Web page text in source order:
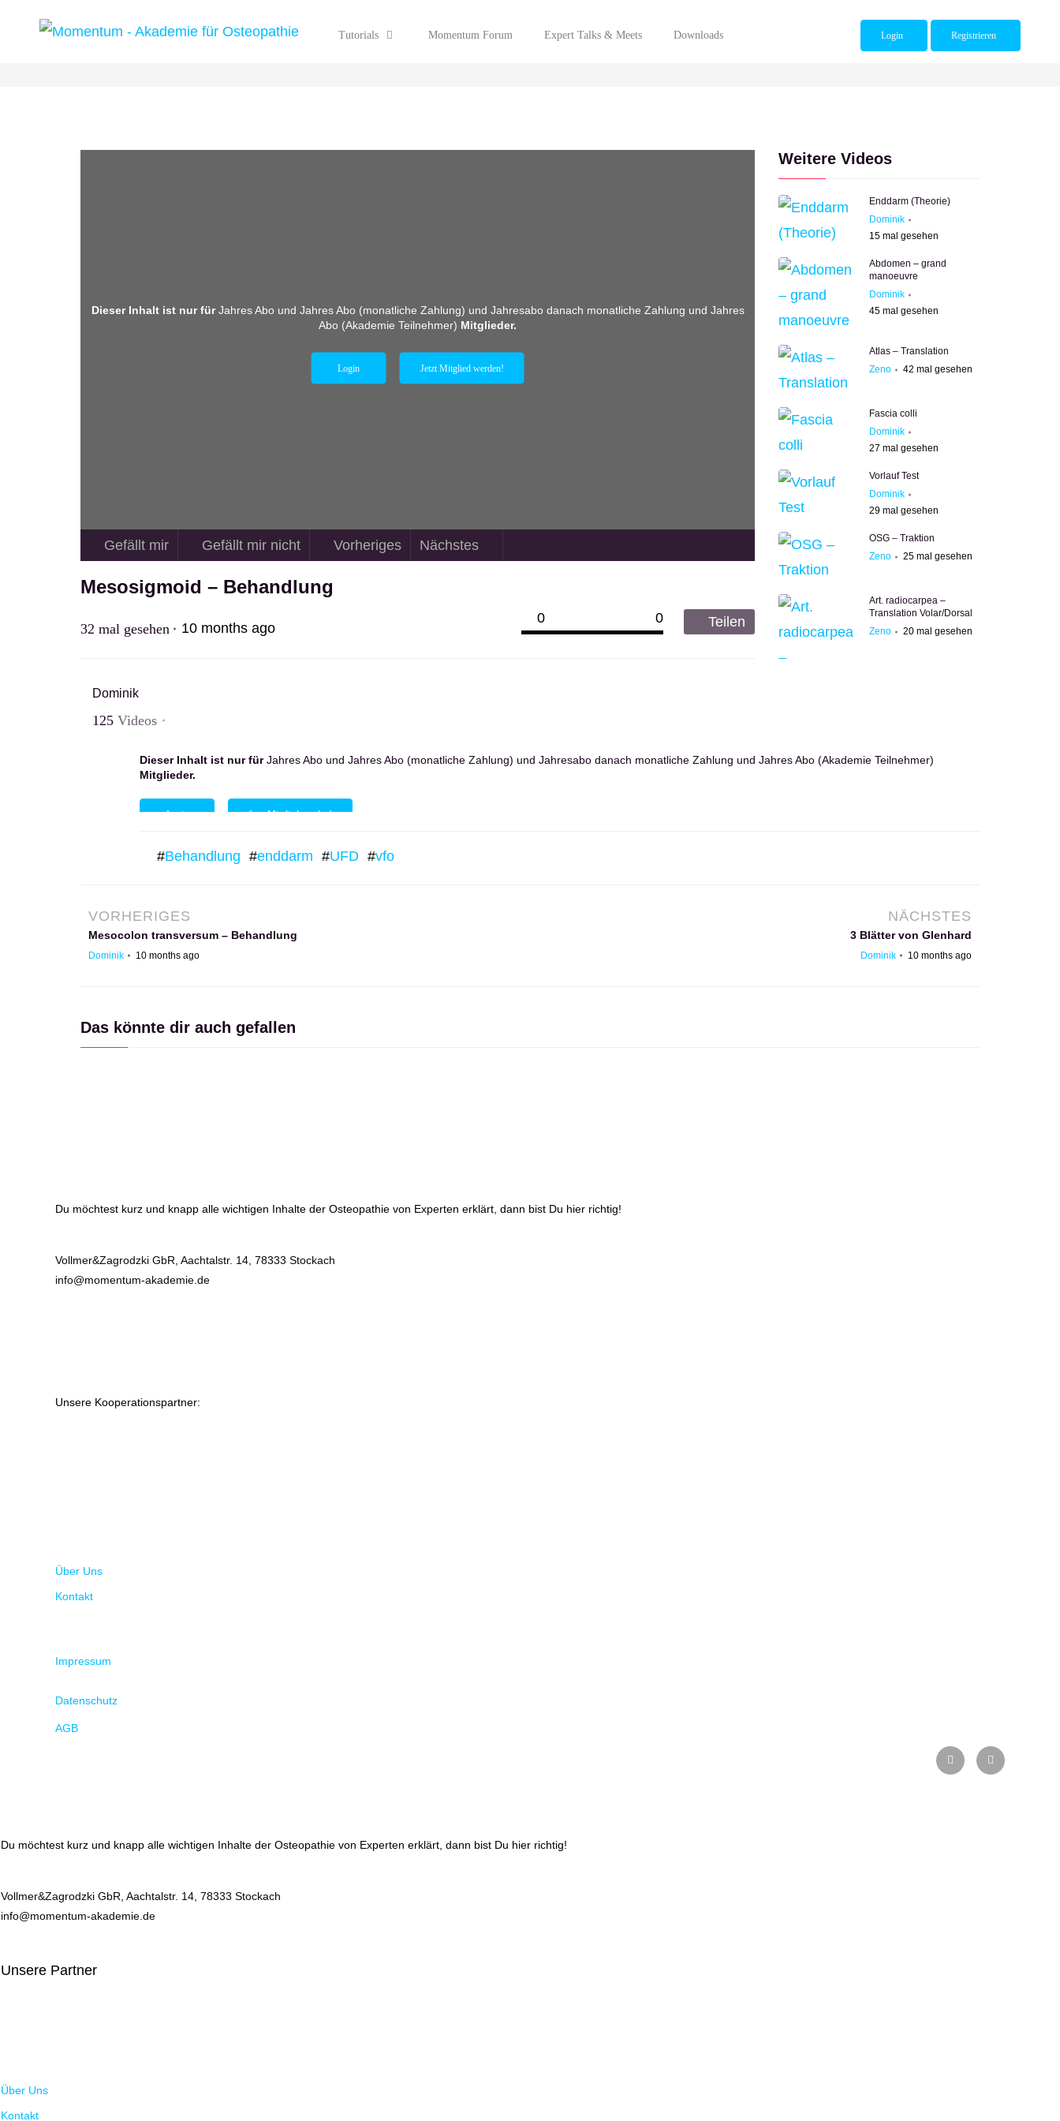
Tutorials Momentum Forum Expert Talks & Meets Downloads Login Registrieren
Dieser Inhalt ist nur fürJahres Abo und Jahres Abo (monatliche Zahlung) und Jahresabo danach monatliche Zahlung und Jahres
Abo (Akademie Teilnehmer) Mitglieder.
Login Jetzt Mitglied werden!
Gefällt mir Gefällt mir nicht Vorheriges Nächstes
Mesosigmoid – Behandlung
32 mal gesehen 10 months ago
0 0 Teilen
Weitere Videos
Enddarm (Theorie)
Dominik
15 mal gesehen
Abdomen – grand
manoeuvre
Dominik
45 mal gesehen
Atlas – Translation
Zeno
42 mal gesehen
Fascia colli
Dominik
27 mal gesehen
Vorlauf Test
Dominik
29 mal gesehen
OSG – Traktion
Zeno
25 mal gesehen
Art. radiocarpea –
Translation Volar/Dorsal
Zeno
20 mal gesehen
Dominik
Zeno
17 mal gesehen
Dominik
125 Videos
Dieser Inhalt ist nur fürJahres Abo und Jahres Abo (monatliche Zahlung) und Jahresabo danach monatliche Zahlung und Jahres Abo (Akademie Teilnehmer)
Mitglieder.
Login Jetzt Mitglied werden!
#Behandlung #enddarm #UFD #vfo
VORHERIGES
Mesocolon transversum – Behandlung
Dominik 10 months ago
NÄCHSTES
3 Blätter von Glenhard
Dominik 10 months ago
Das könnte dir auch gefallen
Du möchtest kurz und knapp alle wichtigen Inhalte der Osteopathie von Experten erklärt, dann bist Du hier richtig!
Vollmer&Zagrodzki GbR, Aachtalstr. 14, 78333 Stockach
info@momentum-akademie.de
Unsere Kooperationspartner:
Über Uns
Kontakt
Impressum
Datenschutz
AGB
Du möchtest kurz und knapp alle wichtigen Inhalte der Osteopathie von Experten erklärt, dann bist Du hier richtig!
Vollmer&Zagrodzki GbR, Aachtalstr. 14, 78333 Stockach
info@momentum-akademie.de
Unsere Partner
Über Uns
Kontakt